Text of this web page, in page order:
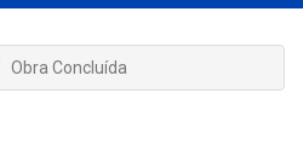
Obra Concluída